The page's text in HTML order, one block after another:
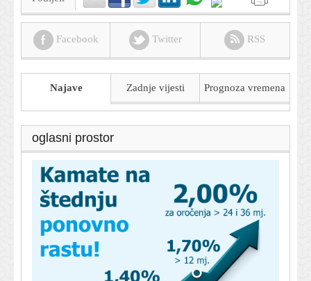
Facebook Twitter RSS
Najave Zadnje vijesti Prognoza vremena
oglasni prostor